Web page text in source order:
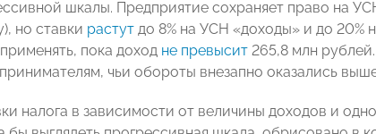
шкалы. Предприятие сохраняет право на
но ставки растут до 8% на УСН «доходы» и до 20%
пока доход не превысит 265,8 млн
чьи обороты внезапно оказались
налога в зависимости от величины доходов и